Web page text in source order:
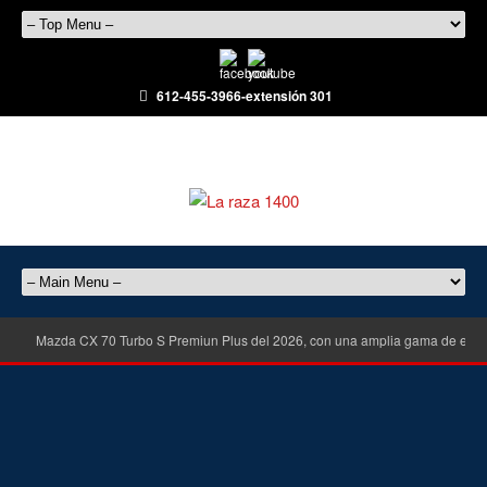
612-455-3966-extensión 301
Mazda CX 70 Turbo S Premiun Plus del 2026, con una amplia gama de